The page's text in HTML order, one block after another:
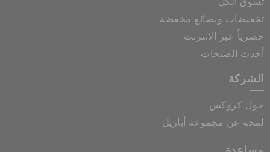
تسوق الكل
تخفيضات وبضائع مخفضة
حصرياً عبر الانترنت
أحدث الصيحات
الشركة
حول كروكس
لمحة عن مجموعة أباريل